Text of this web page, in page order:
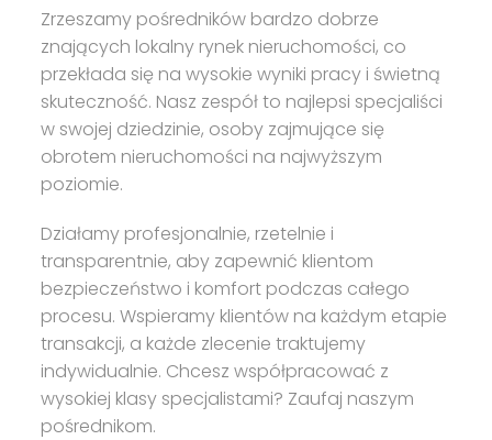
Zrzeszamy pośredników bardzo dobrze
znających lokalny rynek nieruchomości, co
przekłada się na wysokie wyniki pracy i świetną
skuteczność. Nasz zespół to najlepsi specjaliści
w swojej dziedzinie, osoby zajmujące się
obrotem nieruchomości na najwyższym
poziomie.
Działamy profesjonalnie, rzetelnie i
transparentnie, aby zapewnić klientom
bezpieczeństwo i komfort podczas całego
procesu. Wspieramy klientów na każdym etapie
transakcji, a każde zlecenie traktujemy
indywidualnie. Chcesz współpracować z
wysokiej klasy specjalistami? Zaufaj naszym
pośrednikom.